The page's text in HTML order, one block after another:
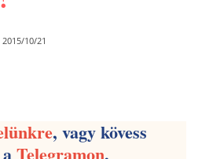
2015/10/21
, vagy kövess